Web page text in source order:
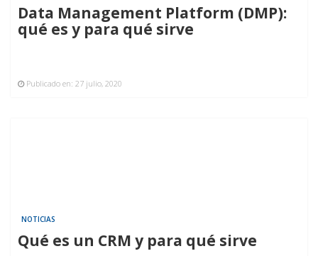
Data Management Platform (DMP):
qué es y para qué sirve
Publicado en: 27 julio, 2020
NOTICIAS
Qué es un CRM y para qué sirve